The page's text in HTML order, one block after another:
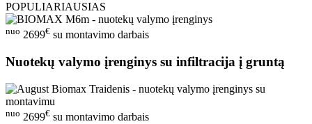
POPULIARIAUSIAS
nuo 2699€ su montavimo darbais
Nuotekų valymo įrenginys su infiltracija į gruntą
nuo 2699€ su montavimo darbais